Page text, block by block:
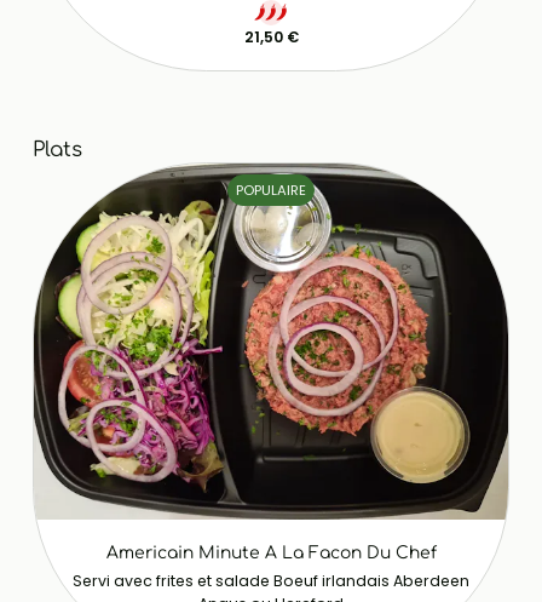
21,50 €
Plats
POPULAIRE
Americain Minute A La Facon Du Chef
Servi avec frites et salade Boeuf irlandais Aberdeen